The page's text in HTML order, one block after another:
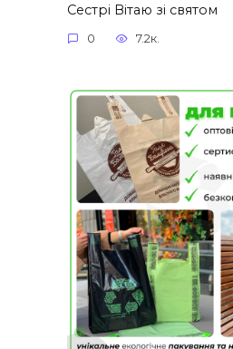
Сестрі Вітаю зі святом
0 7.2к.